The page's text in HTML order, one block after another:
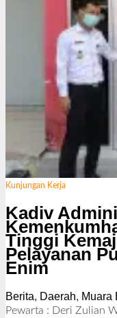
Kunjungan Kerja
Kadiv
Tinggi
Pelayanan
Enim
Berita, Daerah, Muara
Pewarta : Deri Zulian